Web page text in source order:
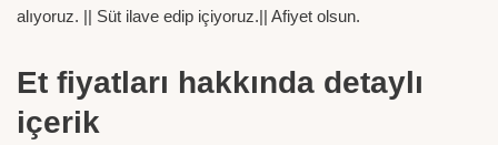
alıyoruz. || Süt ilave edip içiyoruz.|| Afiyet olsun.
Et fiyatları hakkında detaylı
içerik